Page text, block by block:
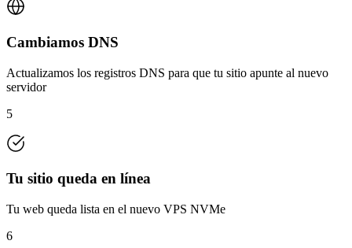
Cambiamos DNS
Actualizamos los registros DNS para que tu sitio apunte al nuevo
servidor
5
Tu sitio queda en línea
Tu web queda lista en el nuevo VPS NVMe
6